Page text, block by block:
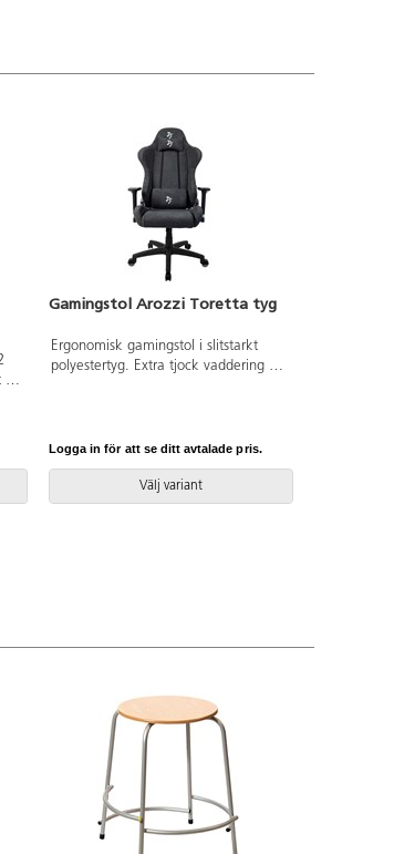
på
Gamingstol Arozzi Toretta tyg
Ergonomisk gamingstol i slitstarkt
polyestertyg. Extra tjock vaddering på
låsfunktion i upprätt läge. 360 graders
rotation. Justerbara armstöd -
höjdjustering och rotation.
Lättviktskonstruktion för enkel
Logga in för att se ditt avtalade pris.
Välj variant